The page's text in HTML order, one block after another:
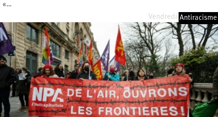
«…
Vendredi 26 juin 2026
Antiracisme